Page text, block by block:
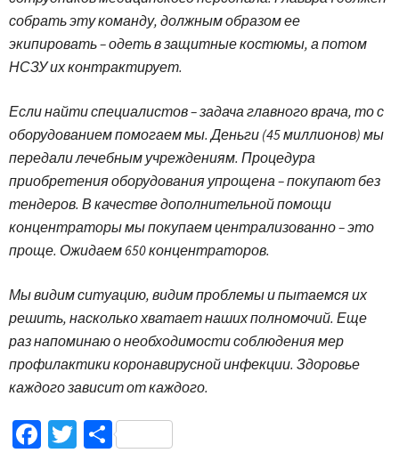
собрать эту команду, должным образом ее
экипировать – одеть в защитные костюмы, а потом
НСЗУ их контрактирует.
Если найти специалистов – задача главного врача, то с
оборудованием помогаем мы. Деньги (45 миллионов) мы
передали лечебным учреждениям. Процедура
приобретения оборудования упрощена – покупают без
тендеров. В качестве дополнительной помощи
концентраторы мы покупаем централизованно – это
проще. Ожидаем 650 концентраторов.
Мы видим ситуацию, видим проблемы и пытаемся их
решить, насколько хватает наших полномочий. Еще
раз напоминаю о необходимости соблюдения мер
профилактики коронавирусной инфекции. Здоровье
каждого зависит от каждого.
Facebook
TwitterПоділитися